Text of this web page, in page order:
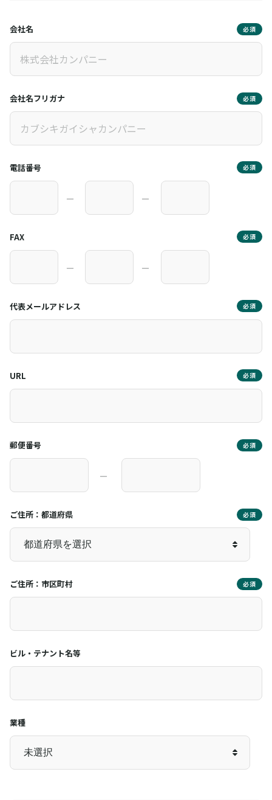
会社名 必須
会社名フリガナ 必須
電話番号 必須
― ―
FAX 必須
― ―
代表メールアドレス 必須
URL 必須
郵便番号 必須
―
ご住所：都道府県 必須
ご住所：市区町村 必須
ビル・テナント名等
業種